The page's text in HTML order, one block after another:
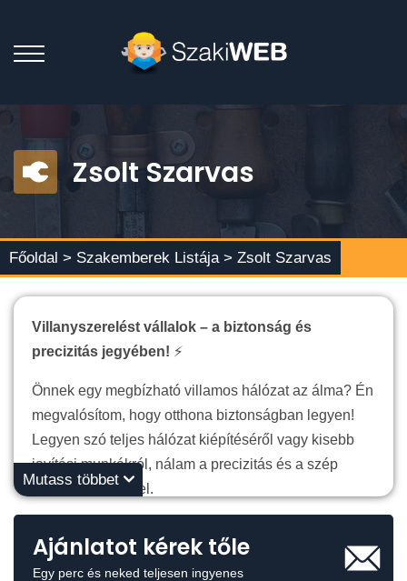
Zsolt Szarvas
Főoldal > Szakemberek Listája > Zsolt Szarvas
Villanyszerelést vállalok – a biztonság és
precizitás jegyében! ⚡
Önnek egy megbízható villamos hálózat az álma? Én
megvalósítom, hogy otthona biztonságban legyen!
Legyen szó teljes hálózat kiépítéséről vagy kisebb
javítási munkákról, nálam a precizitás és a szép
munka alapfeltétel.
elégedett legyen az eredménnyel.
Mutass többet
Ajánlatot kérek tőle
Egy perc és neked teljesen ingyenes